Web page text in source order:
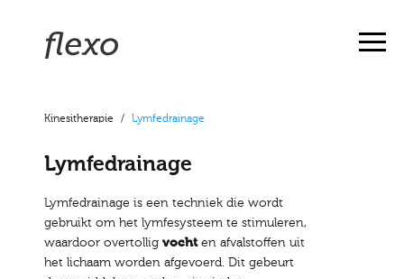
Kinesitherapie / Lymfedrainage
Lymfedrainage
Lymfedrainage is een techniek die wordt
gebruikt om het lymfesysteem te stimuleren,
waardoor overtollig vochten afvalstoffen uit
het lichaam worden afgevoerd. Dit gebeurt